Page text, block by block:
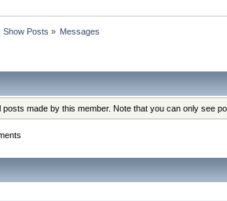
Show Posts » Messages
made by this member. Note that you can only see